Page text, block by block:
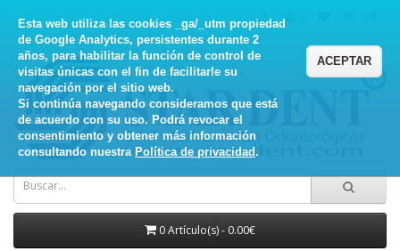
Esta web utiliza las cookies _ga/_utm propiedad
de Google Analytics, persistentes durante 2
años, para habilitar la función de control de
visitas únicas con el fin de facilitarle su
navegación por el sitio web.
Si continúa navegando consideramos que está
de acuerdo con su uso. Podrá revocar el
consentimiento y obtener más información
consultando nuestra Política de privacidad.
ACEPTAR
0 Artículo(s) - 0.00€